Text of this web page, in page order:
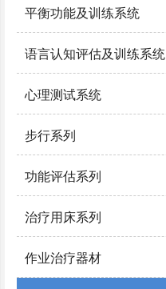
平衡功能及训练系统
语言认知评估及训练系统
心理测试系统
步行系列
功能评估系列
治疗用床系列
作业治疗器材